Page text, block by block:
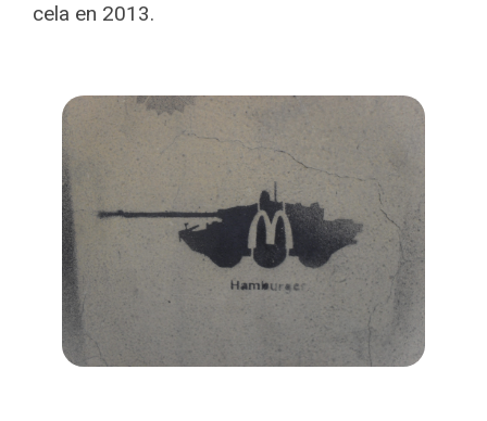
cela en 2013.